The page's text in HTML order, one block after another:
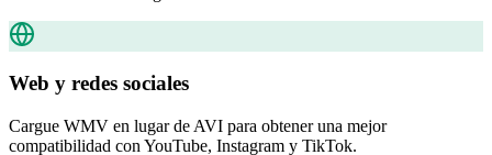
Web y redes sociales
Cargue WMV en lugar de AVI para obtener una mejor
compatibilidad con YouTube, Instagram y TikTok.